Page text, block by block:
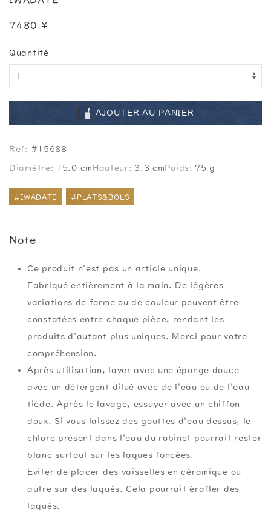
7480 ¥
Quantité
AJOUTER AU PANIER
Ref: #15688
Diamètre: 15.0 cm Hauteur: 3.3 cmPoids: 75 g
#IWADATE #PLATS&BOLS
Note
Ce produit n'est pas un article unique.
Fabriqué entièrement à la main. De légères
variations de forme ou de couleur peuvent être
constatées entre chaque pièce, rendant les
produits d'autant plus uniques. Merci pour votre
compréhension.
Après utilisation, laver avec une éponge douce
avec un détergent dilué avec de l'eau ou de l'eau
tiède. Après le lavage, essuyer avec un chiffon
doux. Si vous laissez des gouttes d'eau dessus, le
chlore présent dans l'eau du robinet pourrait rester
blanc surtout sur les laques foncées.
Eviter de placer des vaisselles en céramique ou
autre sur des laqués. Cela pourrait érafler des
laqués.